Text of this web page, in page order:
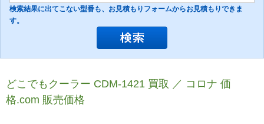
検索結果に出てこない型番も、お見積もりフォームからお見積もりできま
す。
どこでもクーラー CDM-1421 買取 ／ コロナ 価
格.com 販売価格